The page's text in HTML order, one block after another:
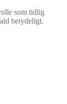
som tidlig
betydeligt.